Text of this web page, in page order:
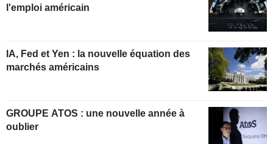
l'emploi américain
IA, Fed et Yen : la nouvelle équation des
marchés américains
GROUPE ATOS : une nouvelle année à
oublier